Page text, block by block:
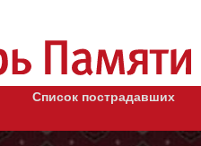
Список пострадавших